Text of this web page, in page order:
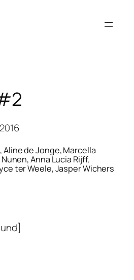
Aline de Jonge, Marcella
Anna Lucia Rijff,
ter Weele, Jasper Wichers